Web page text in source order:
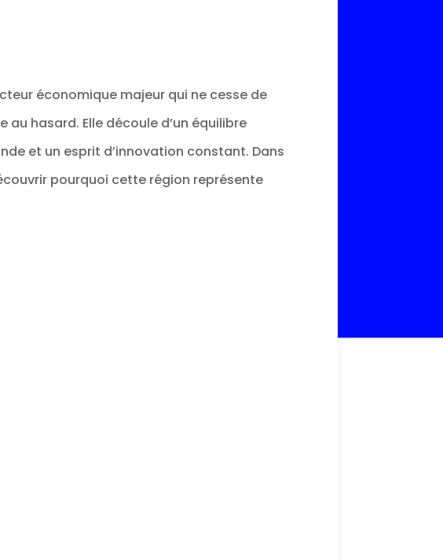
économique majeur qui ne cesse de
hasard. Elle découle d’un équilibre
et un esprit d’innovation constant. Dans
pourquoi cette région représente